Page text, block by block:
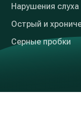
Нарушения слуха
Острый и
Серные пробки